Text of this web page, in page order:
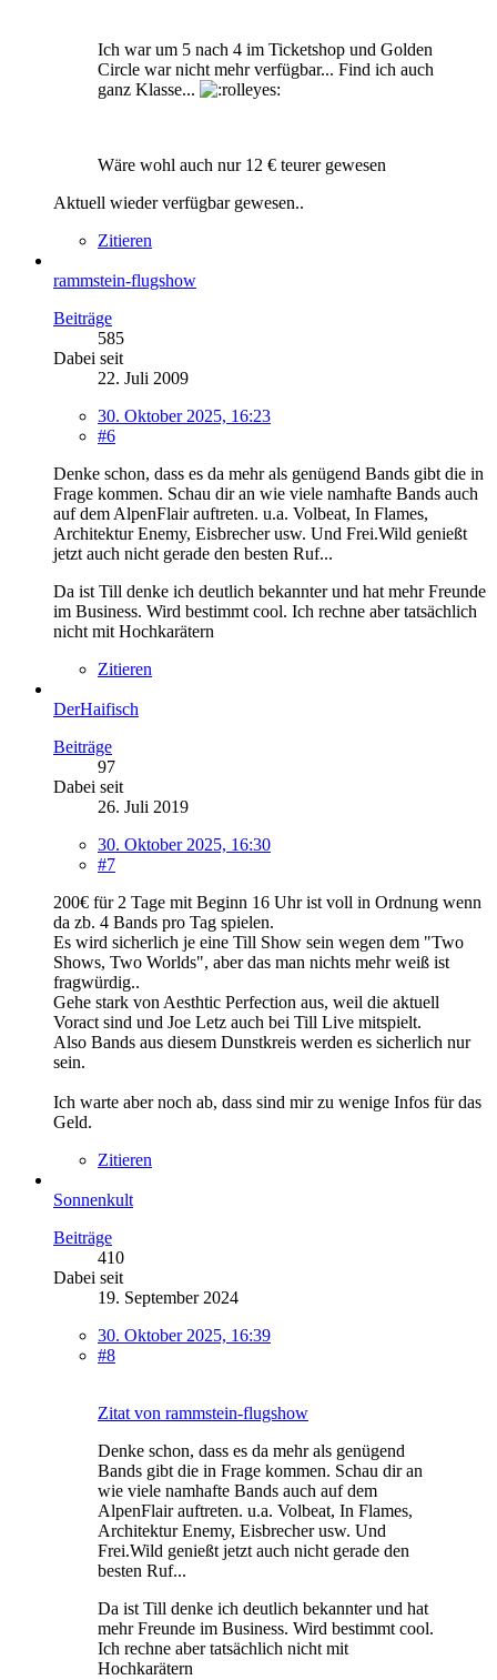
Ich war um 5 nach 4 im Ticketshop und Golden
Circle war nicht mehr verfügbar... Find ich auch
ganz Klasse...
Wäre wohl auch nur 12 € teurer gewesen
Aktuell wieder verfügbar gewesen..
Zitieren
rammstein-flugshow
Beiträge
585
Dabei seit
22. Juli 2009
30. Oktober 2025, 16:23
#6
Denke schon, dass es da mehr als genügend Bands gibt die in
Frage kommen. Schau dir an wie viele namhafte Bands auch
auf dem AlpenFlair auftreten. u.a. Volbeat, In Flames,
Architektur Enemy, Eisbrecher usw. Und Frei.Wild genießt
jetzt auch nicht gerade den besten Ruf...
Da ist Till denke ich deutlich bekannter und hat mehr Freunde
im Business. Wird bestimmt cool. Ich rechne aber tatsächlich
nicht mit Hochkarätern
Zitieren
DerHaifisch
Beiträge
97
Dabei seit
26. Juli 2019
30. Oktober 2025, 16:30
#7
200€ für 2 Tage mit Beginn 16 Uhr ist voll in Ordnung wenn
da zb. 4 Bands pro Tag spielen.
Es wird sicherlich je eine Till Show sein wegen dem "Two
Shows, Two Worlds", aber das man nichts mehr weiß ist
fragwürdig..
Gehe stark von Aesthtic Perfection aus, weil die aktuell
Voract sind und Joe Letz auch bei Till Live mitspielt.
Also Bands aus diesem Dunstkreis werden es sicherlich nur
sein.
Ich warte aber noch ab, dass sind mir zu wenige Infos für das
Geld.
Zitieren
Sonnenkult
Beiträge
410
Dabei seit
19. September 2024
30. Oktober 2025, 16:39
#8
Zitat von rammstein-flugshow
Denke schon, dass es da mehr als genügend
Bands gibt die in Frage kommen. Schau dir an
wie viele namhafte Bands auch auf dem
AlpenFlair auftreten. u.a. Volbeat, In Flames,
Architektur Enemy, Eisbrecher usw. Und
Frei.Wild genießt jetzt auch nicht gerade den
besten Ruf...
Da ist Till denke ich deutlich bekannter und hat
mehr Freunde im Business. Wird bestimmt cool.
Ich rechne aber tatsächlich nicht mit
Hochkarätern